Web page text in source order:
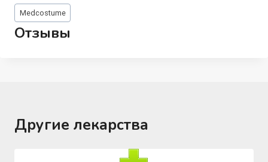
Метки
записи:
Medcostume
Отзывы
Другие лекарства